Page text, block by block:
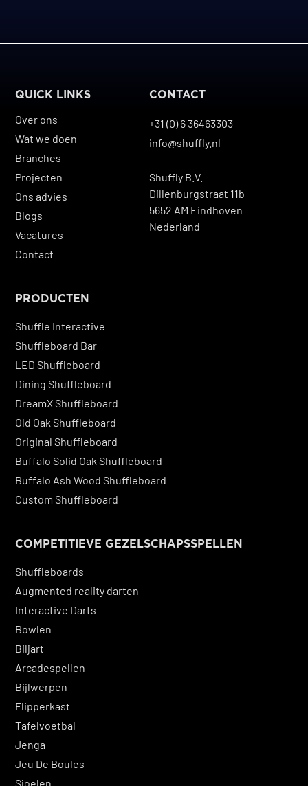
QUICK LINKS
Over ons
Wat we doen
Branches
Projecten
Ons advies
Blogs
Vacatures
Contact
PRODUCTEN
Shuffle Interactive
Shuffleboard Bar
LED Shuffleboard
Dining Shuffleboard
DreamX Shuffleboard
Old Oak Shuffleboard
Original Shuffleboard
Buffalo Solid Oak Shuffleboard
Buffalo Ash Wood Shuffleboard
Custom Shuffleboard
COMPETITIEVE GEZELSCHAPSSPELLEN
Shuffleboards
Augmented reality darten
Interactive Darts
Bowlen
Biljart
Arcadespellen
Bijlwerpen
Flipperkast
Tafelvoetbal
Jenga
Jeu De Boules
Sjoelen
CONTACT
+31 (0) 6 36463303
info@shuffly.nl
Shuffly B.V.
Dillenburgstraat 11b
5652 AM Eindhoven
Nederland